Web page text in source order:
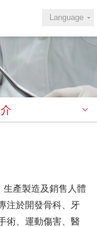
Language
生產製造及銷售人體
注於開發骨科、牙
術、運動傷害、醫